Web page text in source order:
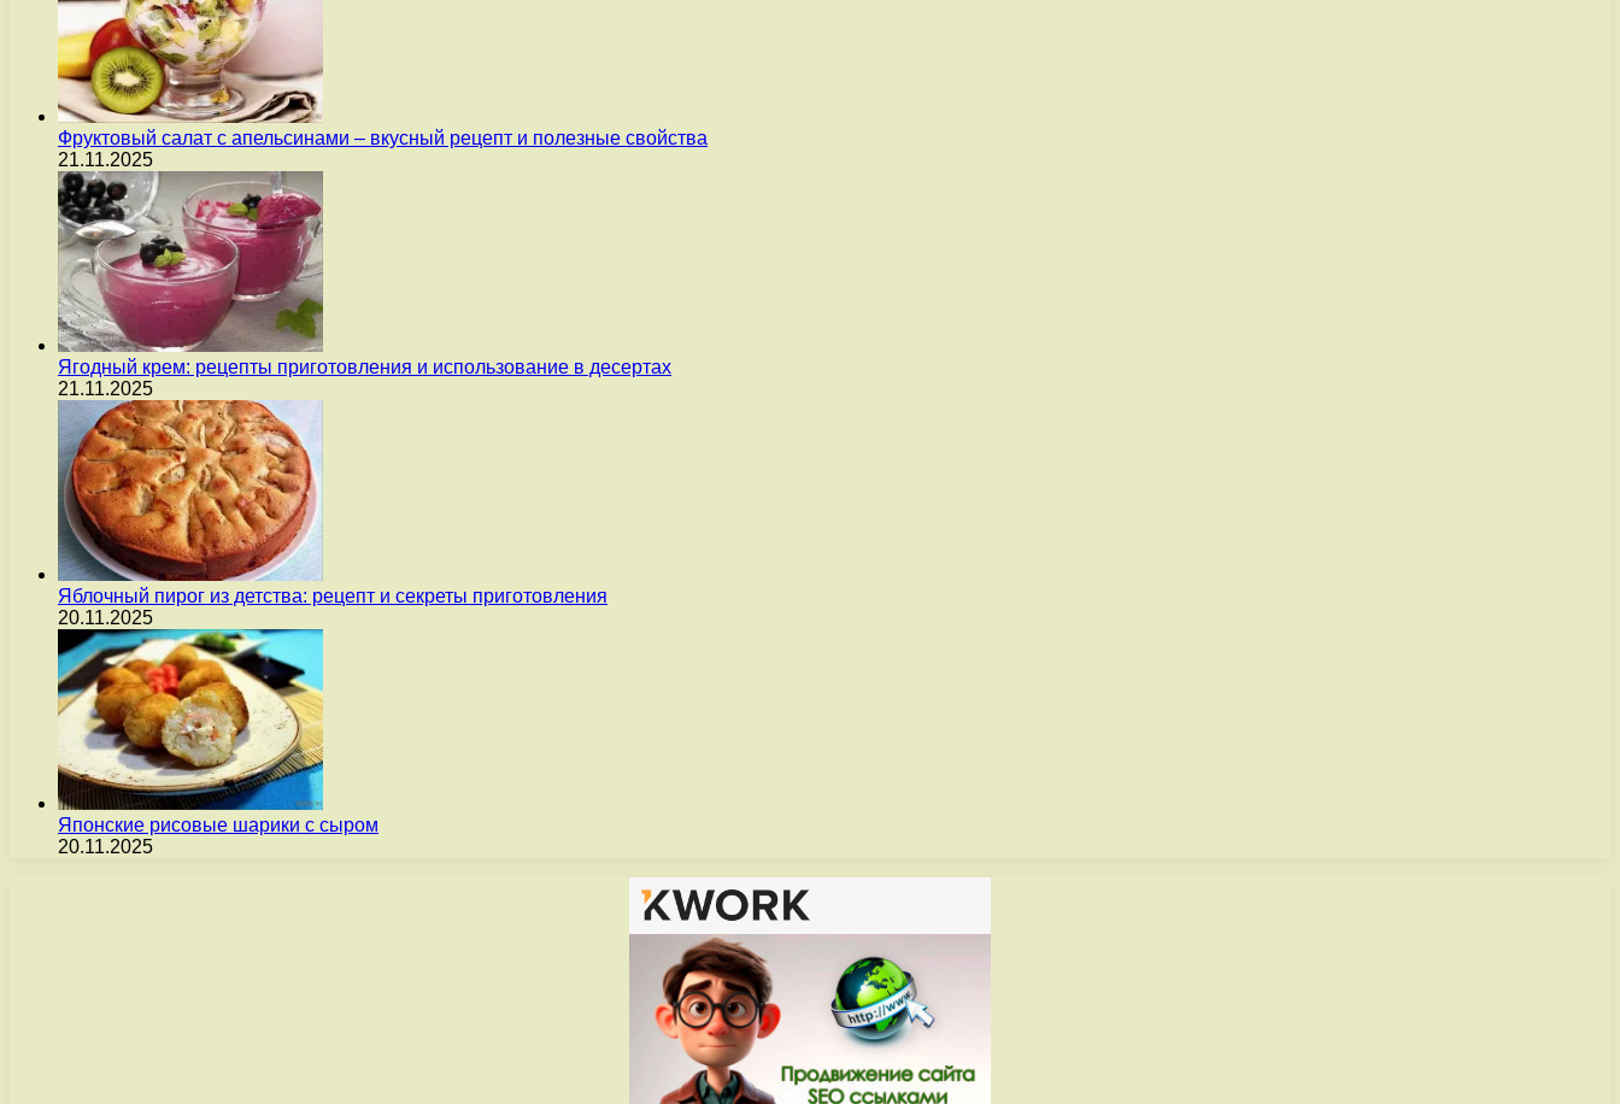
Фруктовый салат с апельсинами – вкусный рецепт и полезные свойства
21.11.2025
Ягодный крем: рецепты приготовления и использование в десертах
21.11.2025
Яблочный пирог из детства: рецепт и секреты приготовления
20.11.2025
Японские рисовые шарики с сыром
20.11.2025